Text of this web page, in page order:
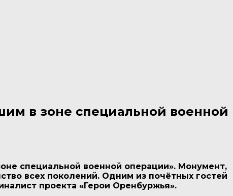
в зоне специальной военной
специальной военной операции». Монумент,
всех поколений. Одним из почётных гостей
проекта «Герои Оренбуржья».